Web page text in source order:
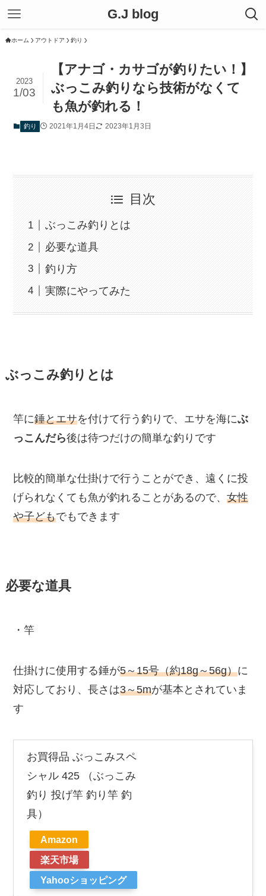
G.J blog
ホーム アウトドア 釣り
【アナゴ・カサゴが釣りたい！】
ぶっこみ釣りなら技術がなくて
も魚が釣れる！
2023
1/03
釣り 2021年1月4日 2023年1月3日
目次
ぶっこみ釣りとは
必要な道具
釣り方
実際にやってみた
ぶっこみ釣りとは
竿に錘とエサを付けて行う釣りで、エサを海にぶ
っこんだら後は待つだけの簡単な釣りです
比較的簡単な仕掛けで行うことができ、遠くに投
げられなくても魚が釣れることがあるので、女性
や子どもでもできます
必要な道具
・竿
仕掛けに使用する錘が5～15号（約18g～56g）に
対応しており、長さは3～5mが基本とされていま
す
お買得品 ぶっこみスペ
シャル 425 （ぶっこみ
釣り 投げ竿 釣り竿 釣
具）
Amazon
楽天市場
Yahooショッピング